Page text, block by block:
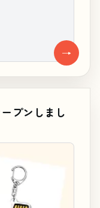
→
プンしまし